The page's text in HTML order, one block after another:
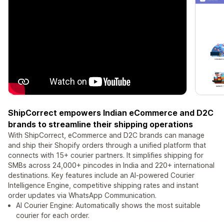
ShipCorrect empowers Indian eCommerce and D2C
brands to streamline their shipping operations
With ShipCorrect, eCommerce and D2C brands can manage
and ship their Shopify orders through a unified platform that
connects with 15+ courier partners. It simplifies shipping for
SMBs across 24,000+ pincodes in India and 220+ international
destinations. Key features include an AI-powered Courier
Intelligence Engine, competitive shipping rates and instant
order updates via WhatsApp Communication.
AI Courier Engine: Automatically shows the most suitable
courier for each order.